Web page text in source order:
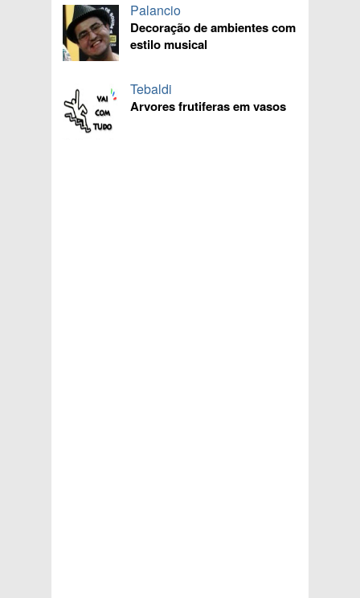
Palancio
Decoração de ambientes com
estilo musical
Tebaldi
Arvores frutiferas em vasos